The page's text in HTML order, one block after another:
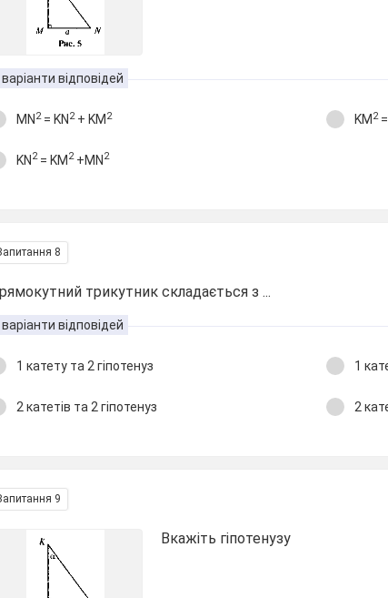
варіанти відповідей
MN 2= KN 2+ KM 2 KM 2=
KN2 = KM2+MN2
8
трикутник складається з ...
варіанти відповідей
1 катету та 2 гіпотенуз 1
2 катетів та 2 гіпотенуз 2
9
Вкажіть гіпотенузу